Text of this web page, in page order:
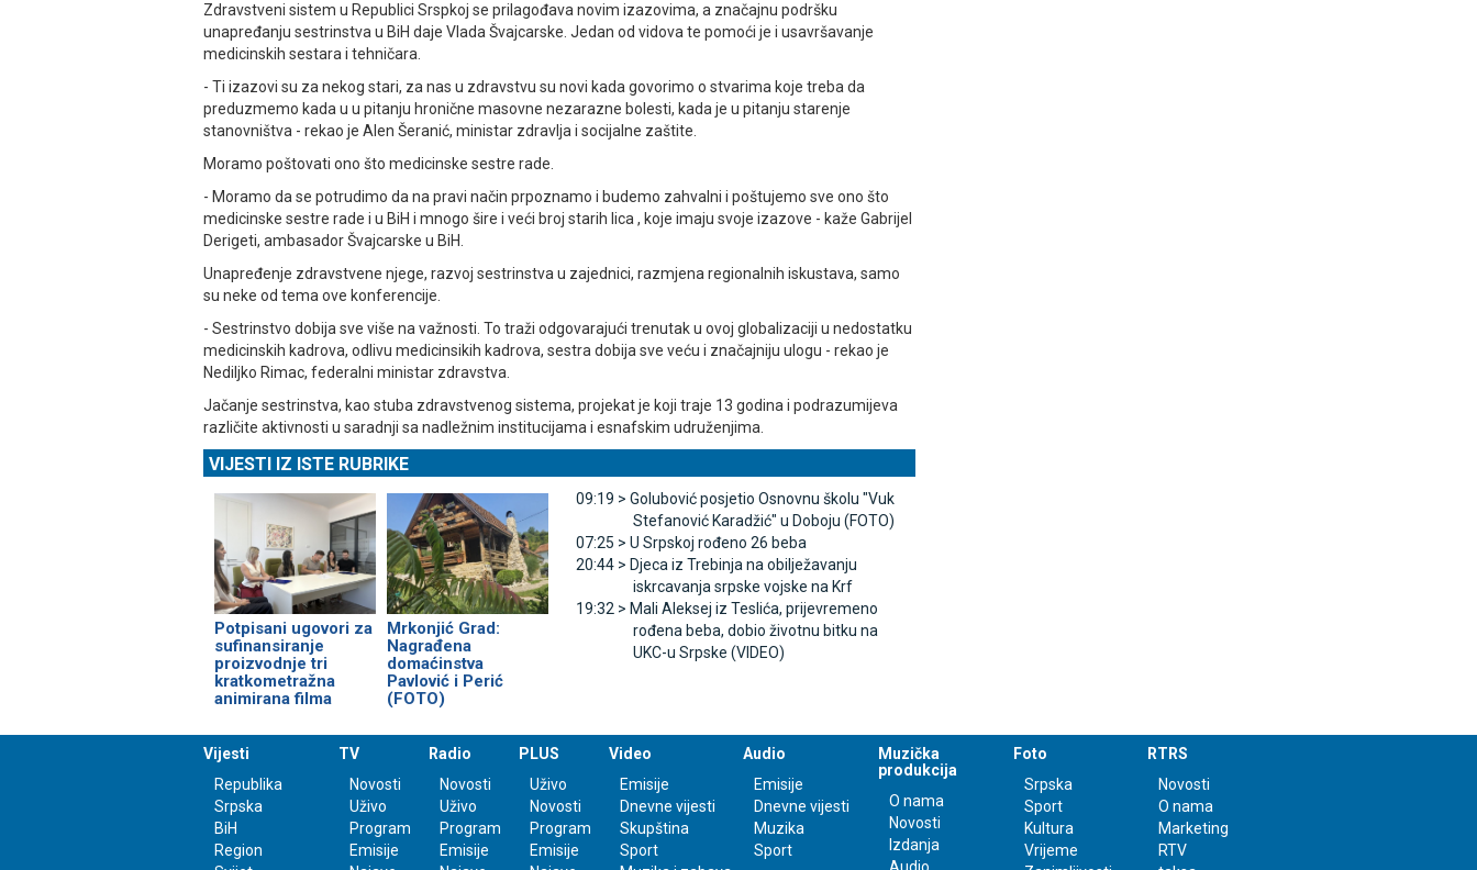
Zdravstveni sistem u Republici Srspkoj se prilagođava novim izazovima, a značajnu podršku
unapređanju sestrinstva u BiH daje Vlada Švajcarske. Јedan od vidova te pomoći je i usavršavanje
medicinskih sestara i tehničara.
- Ti izazovi su za nekog stari, za nas u zdravstvu su novi kada govorimo o stvarima koje treba da
preduzmemo kada u u pitanju hronične masovne nezarazne bolesti, kada je u pitanju starenje
stanovništva - rekao je Alen Šeranić, ministar zdravlja i socijalne zaštite.
Moramo poštovati ono što medicinske sestre rade.
- Moramo da se potrudimo da na pravi način prpoznamo i budemo zahvalni i poštujemo sve ono što
medicinske sestre rade i u BiH i mnogo šire i veći broj starih lica , koje imaju svoje izazove - kaže Gabrijel
Derigeti, ambasador Švajcarske u BiH.
Unapređenje zdravstvene njege, razvoj sestrinstva u zajednici, razmjena regionalnih iskustava, samo
su neke od tema ove konferencije.
- Sestrinstvo dobija sve više na važnosti. To traži odgovarajući trenutak u ovoj globalizaciji u nedostatku
medicinskih kadrova, odlivu medicinsikih kadrova, sestra dobija sve veću i značajniju ulogu - rekao je
Nediljko Rimac, federalni ministar zdravstva.
Јačanje sestrinstva, kao stuba zdravstvenog sistema, projekat je koji traje 13 godina i podrazumijeva
različite aktivnosti u saradnji sa nadležnim institucijama i esnafskim udruženjima.
VIJESTI IZ ISTE RUBRIKE
Potpisani ugovori za
sufinansiranje
proizvodnje tri
kratkometražna
animirana filma
Mrkonjić Grad:
Nagrađena
domaćinstva
Pavlović i Perić
(FOTO)
09:19 > Golubović posjetio Osnovnu školu "Vuk
Stefanović Karadžić" u Doboju (FOTO)
07:25 > U Srpskoj rođeno 26 beba
20:44 > Djeca iz Trebinja na obilježavanju
iskrcavanja srpske vojske na Krf
19:32 > Mali Aleksej iz Teslića, prijevremeno
rođena beba, dobio životnu bitku na
UKC-u Srpske (VIDEO)
Vijesti
Republika
Srpska
BiH
Region
TV
Novosti
Uživo
Program
Emisije
Radio
Novosti
Uživo
Program
Emisije
PLUS
Uživo
Novosti
Program
Emisije
Video
Emisije
Dnevne vijesti
Skupština
Sport
Audio
Emisije
Dnevne vijesti
Muzika
Sport
Muzička
produkcija
O nama
Novosti
Izdanja
Foto
Srpska
Sport
Kultura
Vrijeme
RTRS
Novosti
O nama
Marketing
RTV